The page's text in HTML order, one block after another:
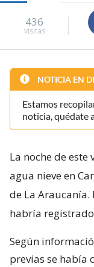
436
visitas
NOTICIA EN
Estamos
noticia, quédate
La noche de
agua nieve en
de La
habría
Según
previas se había